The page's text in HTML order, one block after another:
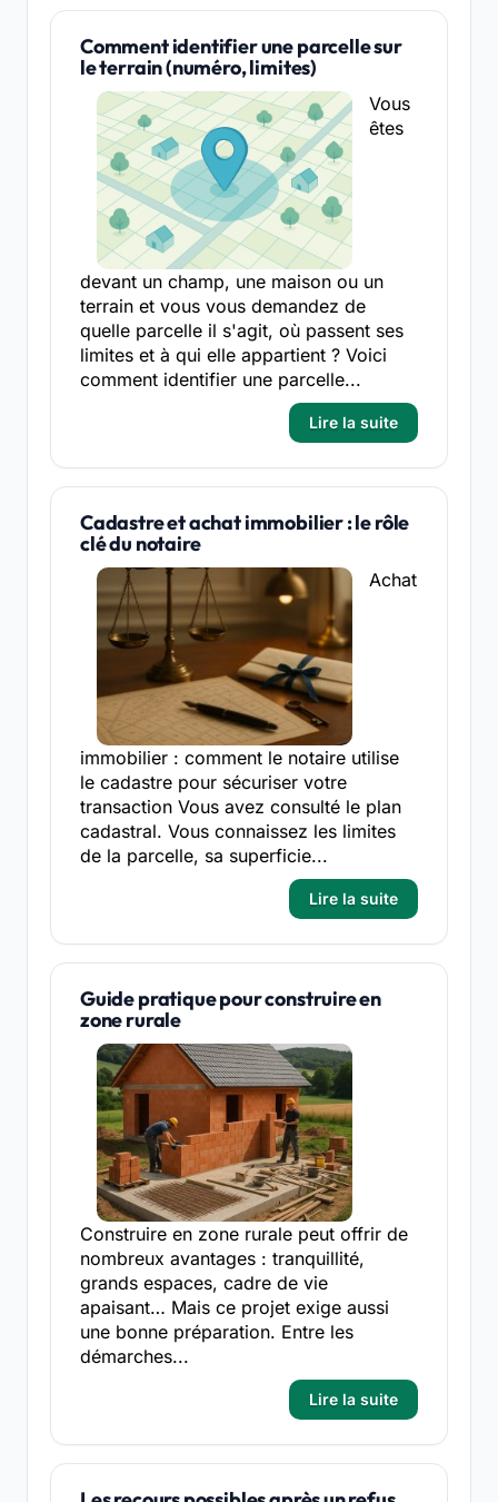
Comment identifier une parcelle sur
le terrain (numéro, limites)
Vous
êtes
devant un champ, une maison ou un
terrain et vous vous demandez de
quelle parcelle il s'agit, où passent ses
limites et à qui elle appartient ? Voici
comment identifier une parcelle...
Lire la suite
Cadastre et achat immobilier : le rôle
clé du notaire
Achat
immobilier : comment le notaire utilise
le cadastre pour sécuriser votre
transaction Vous avez consulté le plan
cadastral. Vous connaissez les limites
de la parcelle, sa superficie...
Lire la suite
Guide pratique pour construire en
zone rurale
Construire en zone rurale peut offrir de
nombreux avantages : tranquillité,
grands espaces, cadre de vie
apaisant… Mais ce projet exige aussi
une bonne préparation. Entre les
démarches...
Lire la suite